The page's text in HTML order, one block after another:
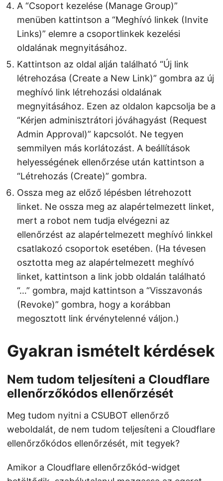
A “Csoport kezelése (Manage Group)”
menüben kattintson a “Meghívó linkek (Invite
Links)” elemre a csoportlinkek kezelési
oldalának megnyitásához.
Kattintson az oldal alján található “Új link
létrehozása (Create a New Link)” gombra az új
meghívó link létrehozási oldalának
megnyitásához. Ezen az oldalon kapcsolja be a
“Kérjen adminisztrátori jóváhagyást (Request
Admin Approval)” kapcsolót. Ne tegyen
semmilyen más korlátozást. A beállítások
helyességének ellenőrzése után kattintson a
“Létrehozás (Create)” gombra.
Ossza meg az előző lépésben létrehozott
linket. Ne ossza meg az alapértelmezett linket,
mert a robot nem tudja elvégezni az
ellenőrzést az alapértelmezett meghívó linkkel
csatlakozó csoportok esetében. (Ha tévesen
osztotta meg az alapértelmezett meghívó
linket, kattintson a link jobb oldalán található
“…” gombra, majd kattintson a “Visszavonás
(Revoke)” gombra, hogy a korábban
megosztott link érvénytelenné váljon.)
Gyakran ismételt kérdések
Nem tudom teljesíteni a Cloudflare
ellenőrzőkódos ellenőrzését
Meg tudom nyitni a CSUBOT ellenőrző
weboldalát, de nem tudom teljesíteni a Cloudflare
ellenőrzőkódos ellenőrzését, mit tegyek?
Amikor a Cloudflare ellenőrzőkód-widget